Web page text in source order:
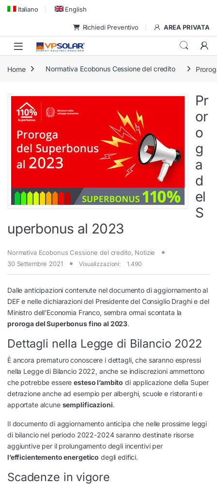
Skip to navigation
Skip to content
Italiano English
Richiedi Preventivo AREA PRIVATA
Home Normativa Ecobonus Cessione del credito
Pr
or
o
g
a
d
el
S
uperbonus al 2023
Normativa Ecobonus Cessione del credito, Notizie
30 Settembre 2021
Visualizzazioni: 1.490
Dalle anticipazioni contenute nel documento di aggiornamento al
DEF e nelle dichiarazioni del Presidente del Consiglio Draghi e del
Ministro dell’Economia Franco, sembra ormai scontata la
proroga del Superbonus fino al 2023.
Dettagli nella Legge di Bilancio 2022
È ancora prematuro conoscere i dettagli, che saranno espressi
nella Legge di Bilancio 2022, anche se indiscrezioni ammettono
che potrebbe essereesteso l’ambito di applicazione della Super
detrazione anche ad esempio per alberghi, scuole e ristoranti e
apportate alcune semplificazioni.
Il documento di aggiornamento anticipa che nelle prossime leggi
di bilancio nel periodo 2022-2024 saranno destinate risorse
aggiuntive per il prolungamento degli incentivi per
l’efficientemento energetico degli edifici.
Scadenze in vigore